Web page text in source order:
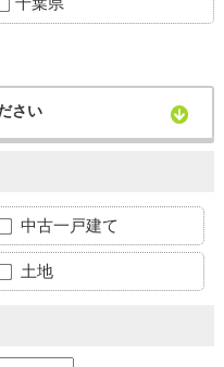
さい
中古一戸建て
土地